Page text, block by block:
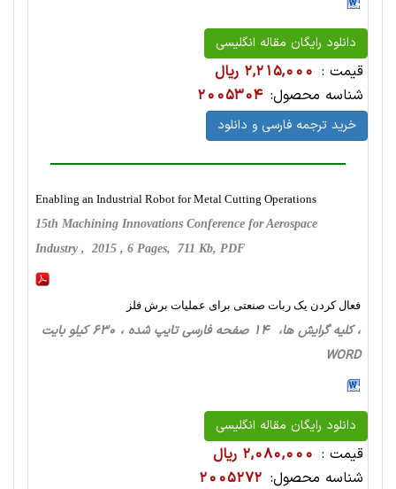
دانلود رایگان مقاله انگلیسی
قیمت : 2,215,000 ریال
شناسه محصول: 2005304
خرید ترجمه فارسی و دانلود
Enabling an Industrial Robot for Metal Cutting Operations
15th Machining Innovations Conference for Aerospace
Industry , 2015 , 6 Pages, 711 Kb, PDF
فعال کردن یک ربات صنعتی برای عملیات برش فلز
، کلیه گرایش ها، 14 صفحه فارسی تایپ شده ، 630 کیلو بایت
WORD
دانلود رایگان مقاله انگلیسی
قیمت : 2,080,000 ریال
شناسه محصول: 2005272